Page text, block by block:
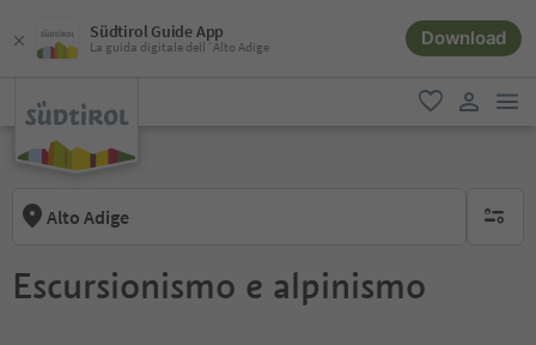
Südtirol Guide App
La guida digitale dell´Alto Adige Download
favoriti
Alto Adige
Escursionismo e alpinismo